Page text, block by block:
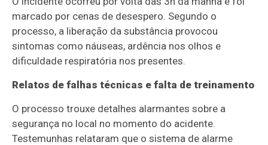
marcado por cenas de desespero. Segundo o
processo, a liberação da substância provocou
sintomas como náuseas, ardência nos olhos e
dificuldade respiratória nos presentes.
Relatos de falhas técnicas e falta de treinamento
O processo trouxe detalhes alarmantes sobre a
segurança no local no momento do acidente.
Testemunhas relataram que o sistema de alarme